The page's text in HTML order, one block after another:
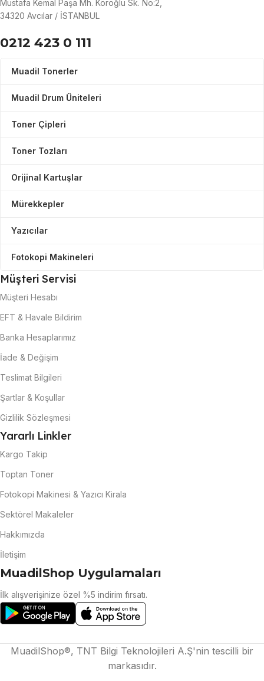
Mustafa Kemal Paşa Mh. Köroğlu Sk. No:2,
34320 Avcılar / İSTANBUL
0212 423 0 111
Muadil Tonerler
Muadil Drum Üniteleri
Toner Çipleri
Toner Tozları
Orijinal Kartuşlar
Mürekkepler
Yazıcılar
Fotokopi Makineleri
Müşteri Servisi
Müşteri Hesabı
EFT & Havale Bildirim
Banka Hesaplarımız
İade & Değişim
Teslimat Bilgileri
Şartlar & Koşullar
Gizlilik Sözleşmesi
Yararlı Linkler
Kargo Takip
Toptan Toner
Fotokopi Makinesi & Yazıcı Kirala
Sektörel Makaleler
Hakkımızda
İletişim
MuadilShop Uygulamaları
İlk alışverişinize özel %5 indirim fırsatı.
MuadilShop®, TNT Bilgi Teknolojileri A.Ş'nin tescilli bir
markasıdır.